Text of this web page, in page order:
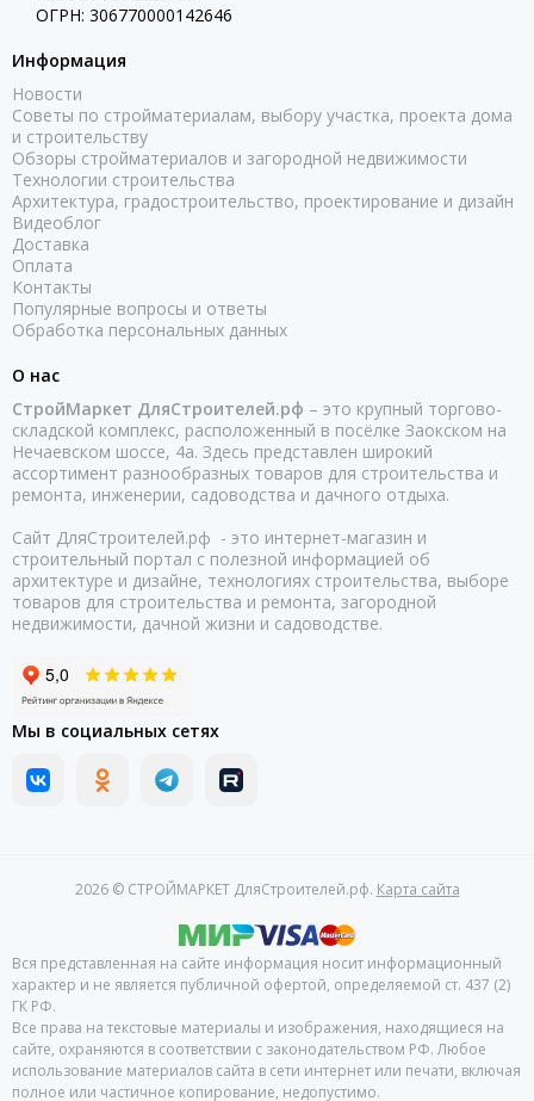
ОГРН: 306770000142646
Информация
Новости
Советы по стройматериалам, выбору участка, проекта дома
и строительству
Обзоры стройматериалов и загородной недвижимости
Технологии строительства
Архитектура, градостроительство, проектирование и дизайн
Видеоблог
Доставка
Оплата
Контакты
Популярные вопросы и ответы
Обработка персональных данных
О нас
СтройМаркет ДляСтроителей.рф – это крупный торгово-
складской комплекс, расположенный в посёлке Заокском на
Нечаевском шоссе, 4а. Здесь представлен широкий
ассортимент разнообразных товаров для строительства и
ремонта, инженерии, садоводства и дачного отдыха.
Сайт ДляСтроителей.рф - это интернет-магазин и
строительный портал с полезной информацией об
архитектуре и дизайне, технологиях строительства, выборе
товаров для строительства и ремонта, загородной
недвижимости, дачной жизни и садоводстве.
Мы в социальных сетях
2026 © СТРОЙМАРКЕТ ДляСтроителей.рф. Карта сайта
Вся представленная на сайте информация носит информационный
характер и не является публичной офертой, определяемой ст. 437 (2)
ГК РФ.
Все права на текстовые материалы и изображения, находящиеся на
сайте, охраняются в соответствии с законодательством РФ. Любое
использование материалов сайта в сети интернет или печати, включая
полное или частичное копирование, недопустимо.